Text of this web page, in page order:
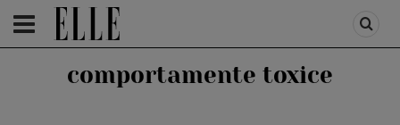
HOMEPAGE /LIFESTYLE
comportamente toxice